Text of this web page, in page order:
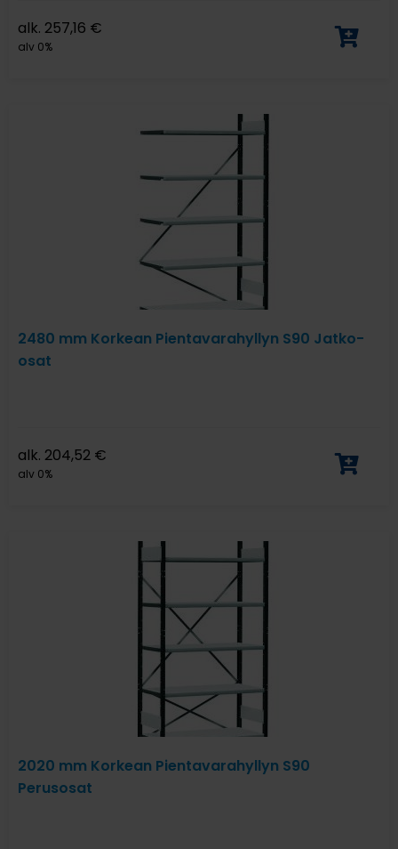
alk. 257,16 €
alv 0%
2480 mm Korkean Pientavarahyllyn S90 Jatko-
osat
alk. 204,52 €
alv 0%
2020 mm Korkean Pientavarahyllyn S90
Perusosat